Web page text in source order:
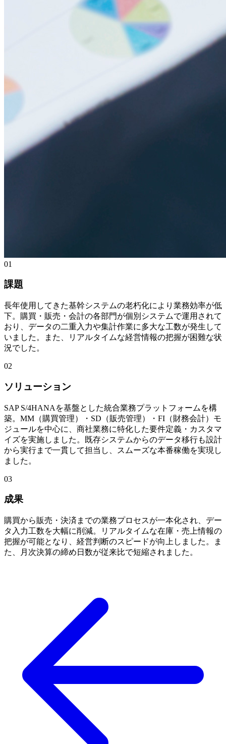
01
課題
長年使用してきた基幹システムの老朽化により業務効率が低
下。購買・販売・会計の各部門が個別システムで運用されて
おり、データの二重入力や集計作業に多大な工数が発生して
いました。また、リアルタイムな経営情報の把握が困難な状
況でした。
02
ソリューション
SAP S/4HANAを基盤とした統合業務プラットフォームを構
築。MM（購買管理）・SD（販売管理）・FI（財務会計）モ
ジュールを中心に、商社業務に特化した要件定義・カスタマ
イズを実施しました。既存システムからのデータ移行も設計
から実行まで一貫して担当し、スムーズな本番稼働を実現し
ました。
03
成果
購買から販売・決済までの業務プロセスが一本化され、デー
タ入力工数を大幅に削減。リアルタイムな在庫・売上情報の
把握が可能となり、経営判断のスピードが向上しました。ま
た、月次決算の締め日数が従来比で短縮されました。